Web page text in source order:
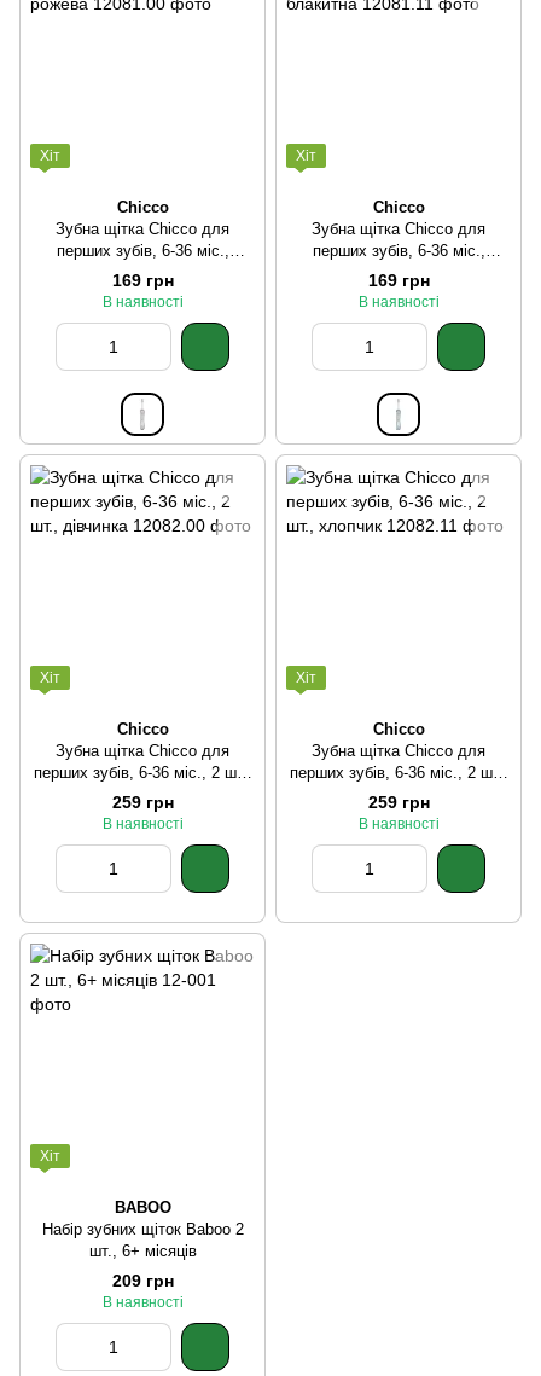
Хіт
Chicco
Зубна щітка Chicco для
перших зубів, 6-36 міс.,
рожева
169 грн
В наявності
Хіт
Chicco
Зубна щітка Chicco для
перших зубів, 6-36 міс.,
блакитна
169 грн
В наявності
Хіт
Chicco
Зубна щітка Chicco для
перших зубів, 6-36 міс., 2 шт.,
дівчинка
259 грн
В наявності
Хіт
Chicco
Зубна щітка Chicco для
перших зубів, 6-36 міс., 2 шт.,
хлопчик
259 грн
В наявності
Хіт
BABOO
Набір зубних щіток Baboo 2
шт., 6+ місяців
209 грн
В наявності